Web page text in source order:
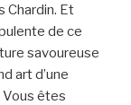
Chardin. Et
de ce
savoureuse
art d’une
Vous êtes